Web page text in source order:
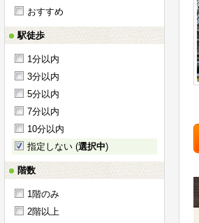
おすすめ
駅徒歩
1分以内
3分以内
5分以内
7分以内
10分以内
指定しない (選択中)
階数
1階のみ
2階以上